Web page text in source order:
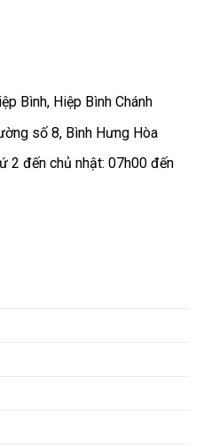
Bình, Hiệp Bình Chánh
số 8, Bình Hưng Hòa
2 đến chủ nhật: 07h00 đến